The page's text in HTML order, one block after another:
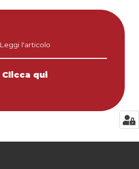
Leggi l'articolo
Clicca qui